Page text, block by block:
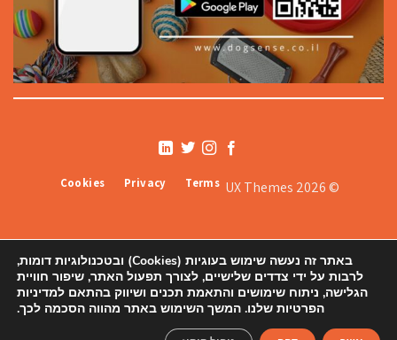
© 2026 UX Themes
Terms
Privacy
Cookies
אודותינו תקנון צור קשר ורשימת סניפים
באתר זה נעשה שימוש בעוגיות (Cookies) ובטכנולוגיות דומות,
לרבות על ידי צדדים שלישיים, לצורך תפעול האתר, שיפור חוויית
הגלישה, ניתוח שימושים והתאמת תכנים ושיווק בהתאם למדיניות
הפרטיות שלנו. המשך השימוש באתר מהווה הסכמה לכך.